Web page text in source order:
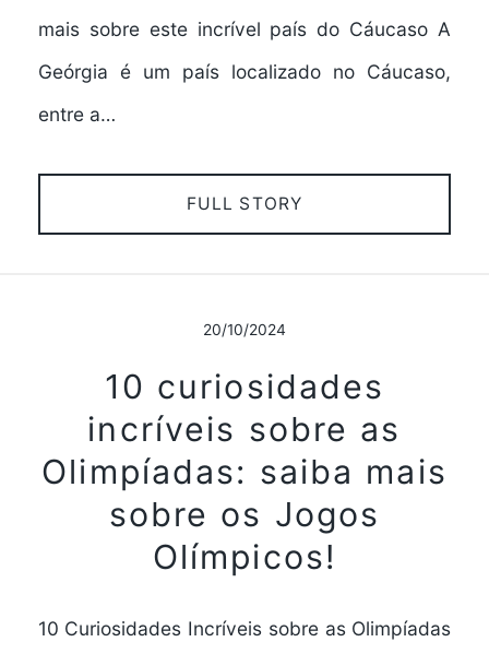
mais sobre este incrível país do Cáucaso A
Geórgia é um país localizado no Cáucaso,
entre a…
FULL STORY
20/10/2024
10 curiosidades
incríveis sobre as
Olimpíadas: saiba mais
sobre os Jogos
Olímpicos!
10 Curiosidades Incríveis sobre as Olimpíadas